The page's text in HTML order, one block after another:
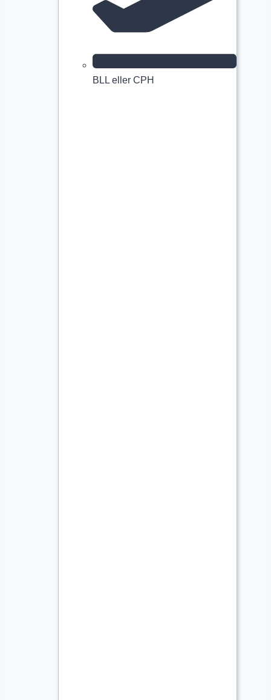
BLL eller CPH